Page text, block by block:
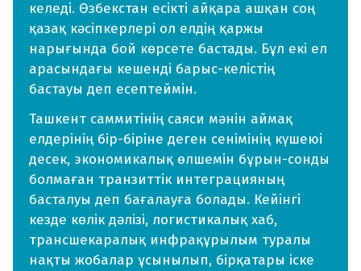
келеді. Өзбекстан есікті айқара ашқан соң
қазақ кәсіпкерлері ол елдің қаржы
нарығында бой көрсете бастады. Бұл екі ел
арасындағы кешенді барыс-келістің
бастауы деп есептеймін.
Ташкент саммитінің саяси мәнін аймақ
елдерінің бір-біріне деген сенімінің күшеюі
десек, экономикалық өлшемін бұрын-сонды
болмаған транзиттік интеграцияның
басталуы деп бағалауға болады. Кейінгі
кезде көлік дәлізі, логистикалық хаб,
трансшекаралық инфрақұрылым туралы
нақты жобалар ұсынылып, бірқатары іске